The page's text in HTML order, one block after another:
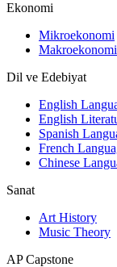
Ekonomi
Mikroekonomi
Makroekonomi
Dil ve Edebiyat
English
English
Spanish
French
Chinese
Sanat
Art History
Music Theory
AP Capstone